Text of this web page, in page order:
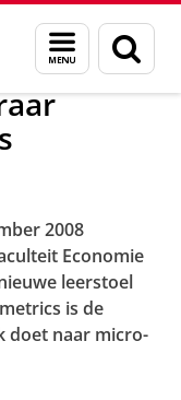
Menu
en
zoeken
2008
Economie
leerstoel
is de
doet naar micro-